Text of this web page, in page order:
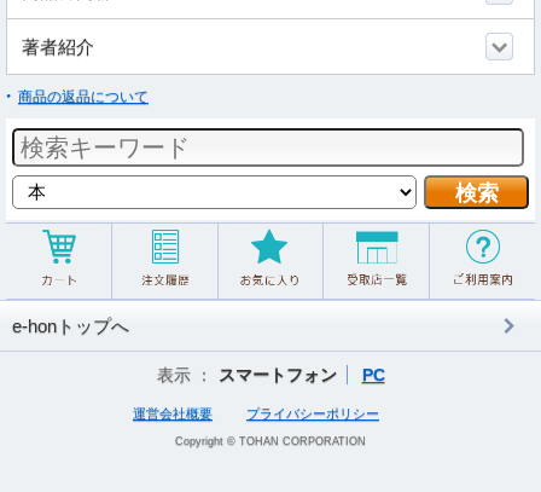
著者紹介
商品の返品について
e-honトップへ
表示 ： スマートフォン PC
運営会社概要 プライバシーポリシー
Copyright © TOHAN CORPORATION